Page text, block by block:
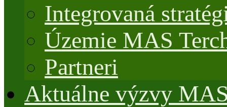
Integrovaná
Územie MAS
Partneri
Aktuálne výzvy